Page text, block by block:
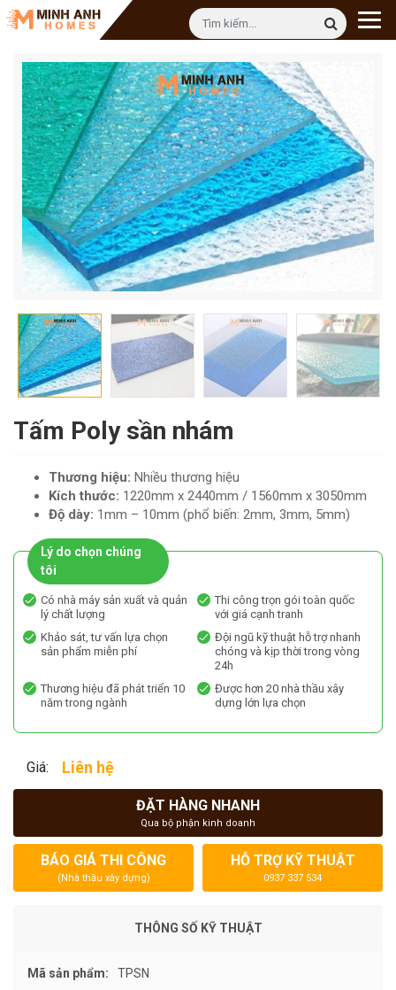
Tấm Poly sần nhám
Thương hiệu: Nhiều thương hiệu
Kích thước: 1220mm x 2440mm / 1560mm x 3050mm
Độ dày: 1mm – 10mm (phổ biến: 2mm, 3mm, 5mm)
Lý do chọn chúng
tôi
Có nhà máy sản xuất và quản
lý chất lượng
Thi công trọn gói toàn quốc
với giá cạnh tranh
Khảo sát, tư vấn lựa chọn
sản phẩm miễn phí
Đội ngũ kỹ thuật hỗ trợ nhanh
chóng và kịp thời trong vòng
24h
Thương hiệu đã phát triển 10
năm trong ngành
Được hơn 20 nhà thầu xây
dựng lớn lựa chọn
Giá: Liên hệ
ĐẶT HÀNG NHANH
Qua bộ phận kinh doanh
BÁO GIÁ THI CÔNG
(Nhà thầu xây dựng)
HỖ TRỢ KỸ THUẬT
0937 337 534
THÔNG SỐ KỸ THUẬT
Mã sản phẩm:
TPSN